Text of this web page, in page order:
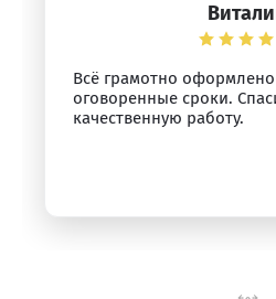
Всё грамотно
оговоренные сроки.
качественную работу.